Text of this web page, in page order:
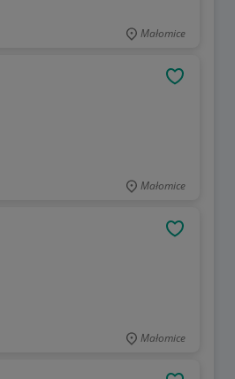
Małomice
Małomice
Małomice